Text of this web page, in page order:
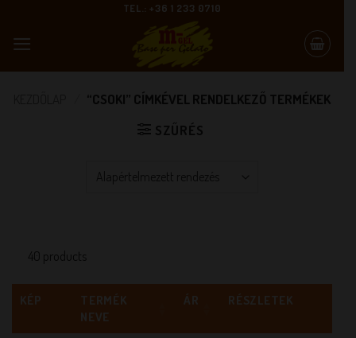
content
TEL.: +36 1 233 0710
“CSOKI” CÍMKÉVEL RENDELKEZŐ TERMÉKEK
SZŰRÉS
40 products
KÉP
TERMÉK
NEVE
ÁR RÉSZLETEK